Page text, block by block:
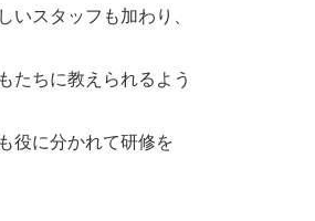
いスタッフも加わり、
たちに教えられるよう
役に分かれて研修を